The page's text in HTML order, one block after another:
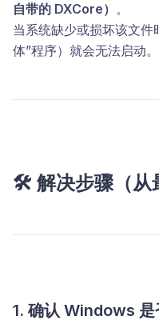
自带的 DXCore） 。
当系统缺少或损坏该文
体”程序）就会无法启动。
🛠 解决步骤（从
1. 确认 Windows